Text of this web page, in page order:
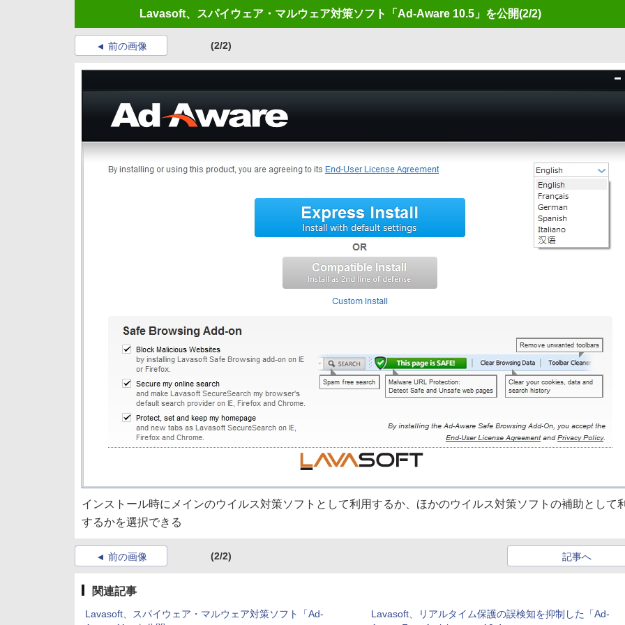
Lavasoft、スパイウェア・マルウェア対策ソフト「Ad-Aware 10.5」を公開(2/2)
前の画像 (2/2)
インストール時にメインのウイルス対策ソフトとして利用するか、ほかのウイルス対策ソフトの補助として
するかを選択できる
前の画像 (2/2) 記事へ
関連記事
Lavasoft、スパイウェア・マルウェア対策ソフト「Ad-
Lavasoft、リアルタイム保護の誤検知を抑制した「Ad-